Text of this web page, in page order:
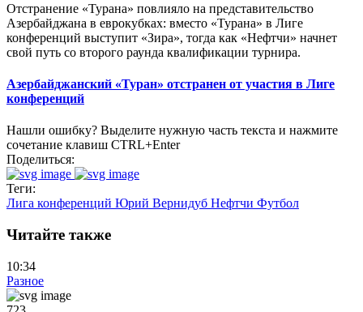
Отстранение «Турана» повлияло на представительство
Азербайджана в еврокубках: вместо «Турана» в Лиге
конференций выступит «Зира», тогда как «Нефтчи» начнет
свой путь со второго раунда квалификации турнира.
Азербайджанский «Туран» отстранен от участия в Лиге
конференций
Нашли ошибку? Выделите нужную часть текста и нажмите
сочетание клавиш CTRL+Enter
Поделиться:
Теги:
Лига конференций Юрий Вернидуб Нефтчи Футбол
Читайте также
10:34
Разное